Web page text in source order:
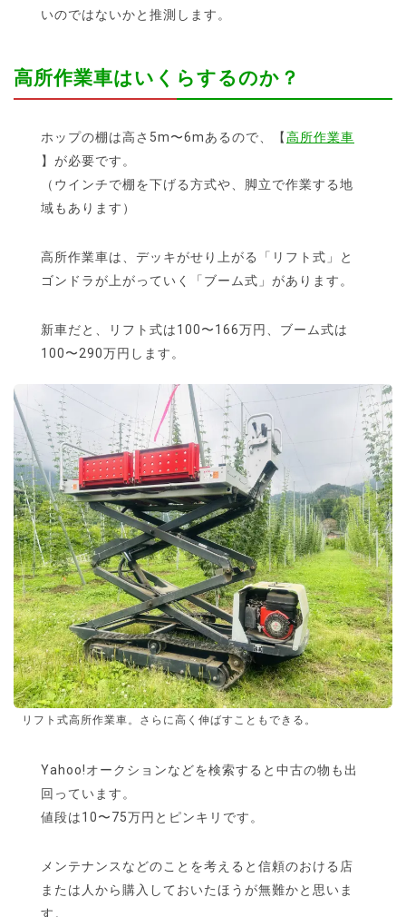
いのではないかと推測します。
高所作業車はいくらするのか？
ホップの棚は高さ5m〜6mあるので、【高所作業車
】が必要です。
（ウインチで棚を下げる方式や、脚立で作業する地
域もあります）
高所作業車は、デッキがせり上がる「リフト式」と
ゴンドラが上がっていく「ブーム式」があります。
新車だと、リフト式は100〜166万円、ブーム式は
100〜290万円します。
リフト式高所作業車。さらに高く伸ばすこともできる。
Yahoo!オークションなどを検索すると中古の物も出
回っています。
値段は10〜75万円とピンキリです。
メンテナンスなどのことを考えると信頼のおける店
または人から購入しておいたほうが無難かと思いま
す。